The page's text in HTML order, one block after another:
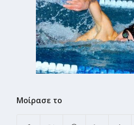
Μοίρασε το